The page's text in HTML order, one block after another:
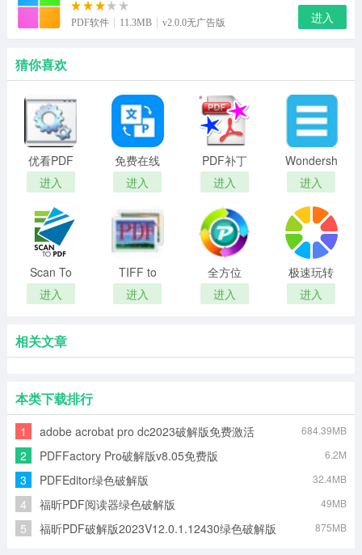
PDF软件 11.3MB v2.0.0无广告版 进入
猜你喜欢
优看PDF
阅读控件
进入
免费在线
pdf转图片
工具
进入
PDF补丁
丁
进入
Wondershare
PDFelement
进入
Scan To
PDF官方
版2024最
进入
TIFF to
PDF(TIFF
格式转
进入
全方位
PDF转换
器电脑最
进入
极速玩转
电脑版
进入
相关文章
本类下载排行
1
adobe acrobat pro dc2023破解版免费激活
v2023.001.20064破解版
684.39MB
2 PDFFactory Pro破解版v8.05免费版 6.2M
3 PDFEditor绿色破解版 32.4MB
4 福昕PDF阅读器绿色破解版 49MB
5 福昕PDF破解版2023V12.0.1.12430绿色破解版 875MB